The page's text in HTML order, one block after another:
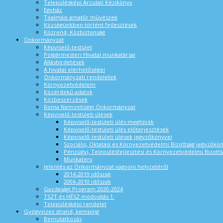
Településképi Arculati Kézikönyv
Egyház
Tóalmási amatőr művészek
Községünkben történt fejlesztések
Közrend, Közbiztonság
Önkormányzat
Képviselő-testület
Polgármesteri Hivatal munkatársai
Álláshirdetések
A hivatal elérhetőségei
Önkormányzati rendeletek
Környezetvédelem
Közérdekű adatok
Közbeszerzések
Roma Nemzetiségi Önkormányzat
Képviselő-testületi ülések
Képviselő-testületi ülés meghívók
Képviselő-testületi ülés előterjesztések
Képviselő-testületi ülések jegyzőkönyvei
Szociális, Oktatási és Környezetvédelmi Bizottság
Pénzügyi, Településfejlesztési és Környezetvédelmi
Munkaterv
Jelentés az Önkormányzat vagyoni helyzetéről
2014-2019 időszak
2006-2010 időszak
Gazdasági Program 2020-2024
TSZT és HÉSZ módosítás 1.
Településképi rendelet
Gyógyvizes strand, kemping
Bemutatkozás